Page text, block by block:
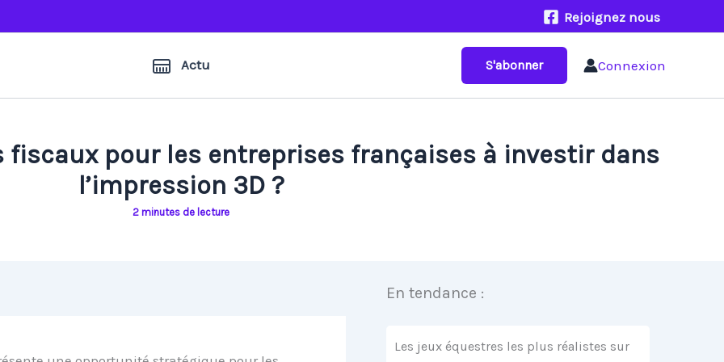
Rejoignez nous
Actu S'abonner Connexion
fiscaux pour les entreprises françaises à investir dans
l’impression 3D ?
2 minutes de lecture
En tendance :
Les jeux équestres les plus réalistes sur